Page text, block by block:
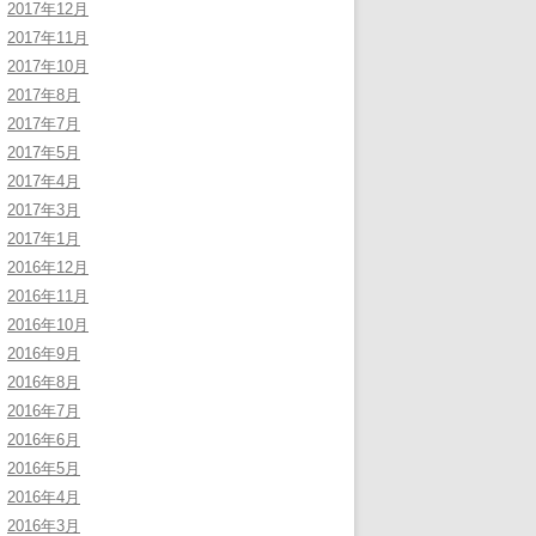
2017年12月
2017年11月
2017年10月
2017年8月
2017年7月
2017年5月
2017年4月
2017年3月
2017年1月
2016年12月
2016年11月
2016年10月
2016年9月
2016年8月
2016年7月
2016年6月
2016年5月
2016年4月
2016年3月